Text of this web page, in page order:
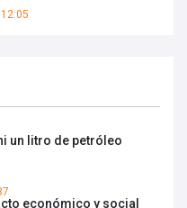
un litro de petróleo
económico y social